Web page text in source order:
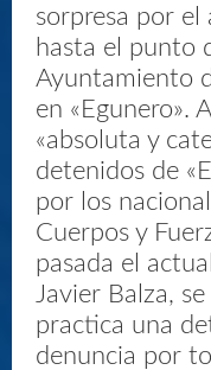
sorpresa por el
hasta el punto
Ayuntamiento
en «Egunero».
«absoluta y
detenidos de
por los
Cuerpos y
pasada el
Javier Balza,
practica una
denuncia por